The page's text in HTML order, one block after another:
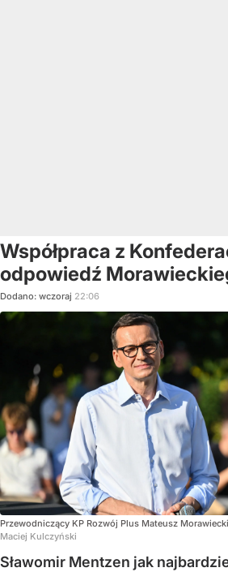
Współpraca z
odpowiedź
Dodano: wczoraj 22:06
Przewodniczący KP Rozwój Plus Mateusz
Maciej Kulczyński
Sławomir Mentzen jak